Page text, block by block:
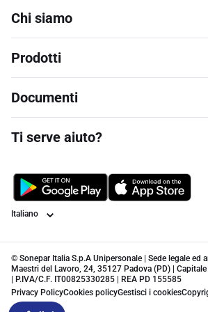
Chi siamo
Prodotti
Documenti
Ti serve aiuto?
Lingua
© Sonepar Italia S.p.A Unipersonale | Sede legale ed
Maestri del Lavoro, 24, 35127 Padova (PD) |
| P.IVA/C.F. IT00825330285 | REA PD 155585
Privacy PolicyCookies policyGestisci i cookies